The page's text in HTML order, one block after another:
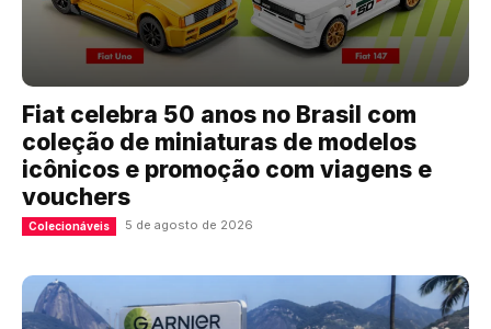
Fiat celebra 50 anos no Brasil com
coleção de miniaturas de modelos
icônicos e promoção com viagens e
vouchers
Colecionáveis 5 de agosto de 2026